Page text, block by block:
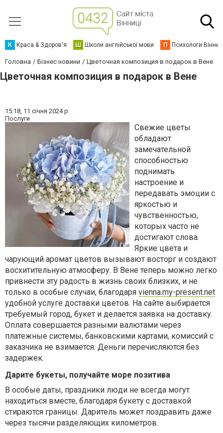
К Краса & Здоров'я Ш Школи англійської мови П Психологи
Головна Бізнес новини Цветочная композиция в подарок в Вене
Цветочная композиция в подарок в Вене
15:18, 11 січня 2024 р.
Послуги
Свежие цветы
обладают
замечательной
способностью
поднимать
настроение и
передавать эмоции с
яркостью и
чувственностью,
которых часто не
достигают слова.
Яркие цвета и
чарующий аромат цветов вызывают восторг и создают
восхитительную атмосферу. В Вене теперь можно легко
привнести эту радость в жизнь своих близких, и не
только в особые случаи, благодаря vienna.my-present.net
удобной услуге доставки цветов. На сайте выбирается
требуемый город, букет и делается заявка на доставку.
Оплата совершается разными валютами через
платежные системы, банковскими картами, комиссий с
заказчика не взимается. Деньги перечисляются без
задержек.
Дарите букеты, получайте море позитива
В особые даты, праздники люди не всегда могут
находиться вместе, благодаря букету с доставкой
стираются границы. Даритель может поздравить даже
через тысячи разделяющих километров.